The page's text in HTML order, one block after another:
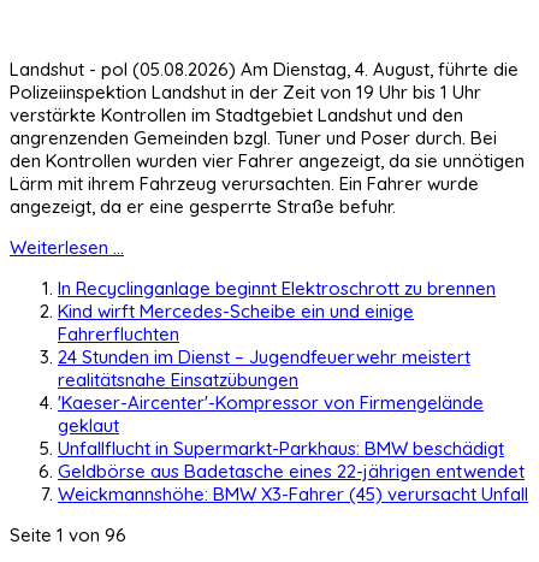
Landshut - pol (05.08.2026) Am Dienstag, 4. August, führte die
Polizeiinspektion Landshut in der Zeit von 19 Uhr bis 1 Uhr
verstärkte Kontrollen im Stadtgebiet Landshut und den
angrenzenden Gemeinden bzgl. Tuner und Poser durch. Bei
den Kontrollen wurden vier Fahrer angezeigt, da sie unnötigen
Lärm mit ihrem Fahrzeug verursachten. Ein Fahrer wurde
angezeigt, da er eine gesperrte Straße befuhr.
Weiterlesen ...
In Recyclinganlage beginnt Elektroschrott zu brennen
Kind wirft Mercedes-Scheibe ein und einige
Fahrerfluchten
24 Stunden im Dienst – Jugendfeuerwehr meistert
realitätsnahe Einsatzübungen
'Kaeser-Aircenter'-Kompressor von Firmengelände
geklaut
Unfallflucht in Supermarkt-Parkhaus: BMW beschädigt
Geldbörse aus Badetasche eines 22-jährigen entwendet
Weickmannshöhe: BMW X3-Fahrer (45) verursacht Unfall
Seite 1 von 96